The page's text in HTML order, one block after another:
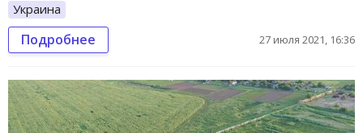
Украина
Подробнее 27 июля 2021, 16:36